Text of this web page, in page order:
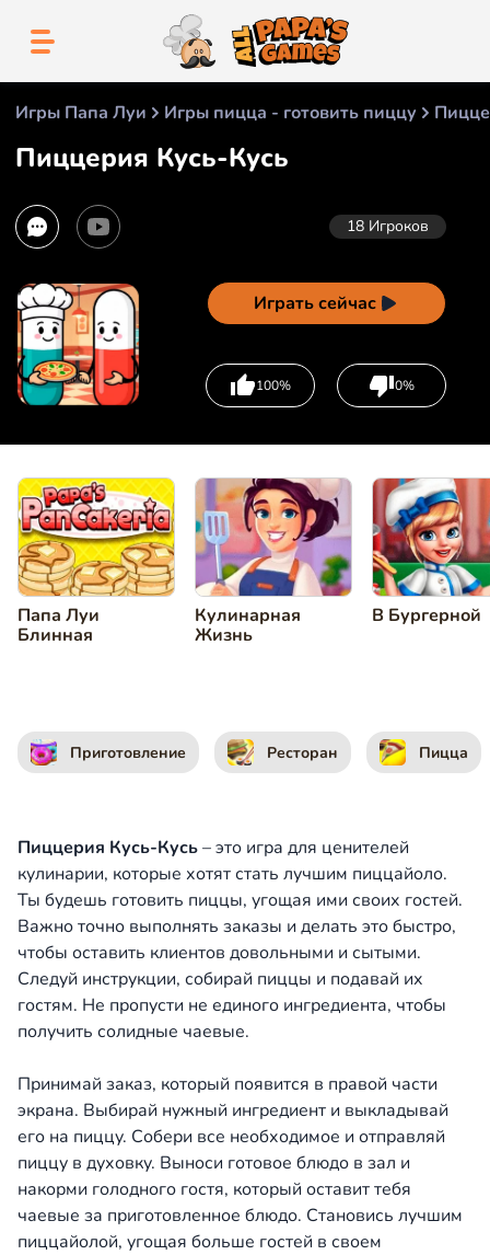
Игры Папа Луи Игры пицца - готовить пиццу
Пиццерия Кусь-Кусь
18 Игроков
Играть сейчас
100% 0%
Папа Луи
Блинная
Кулинарная
Жизнь
В Бургерной
Приготовление Ресторан Пицца
Пиццерия Кусь-Кусь– это игра для ценителей
кулинарии, которые хотят стать лучшим пиццайоло.
Ты будешь готовить пиццы, угощая ими своих гостей.
Важно точно выполнять заказы и делать это быстро,
чтобы оставить клиентов довольными и сытыми.
Следуй инструкции, собирай пиццы и подавай их
гостям. Не пропусти не единого ингредиента, чтобы
получить солидные чаевые.
Принимай заказ, который появится в правой части
экрана. Выбирай нужный ингредиент и выкладывай
его на пиццу. Собери все необходимое и отправляй
пиццу в духовку. Выноси готовое блюдо в зал и
накорми голодного гостя, который оставит тебя
чаевые за приготовленное блюдо. Становись лучшим
пиццайолой, угощая больше гостей в своем